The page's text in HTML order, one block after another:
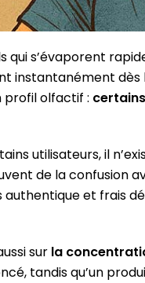
s’évaporent
instantanément
olfactif :
utilisateurs, il
de la confusion
authentique et frais
sur la
tandis qu’un